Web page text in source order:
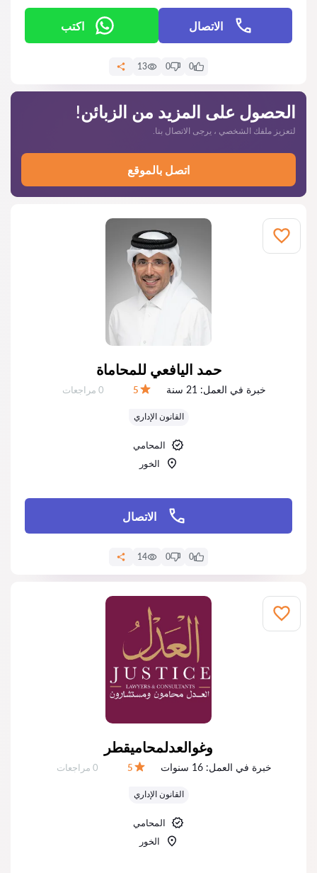
الاتصال اكتب
0
0
13
الحصول على المزيد من الزبائن!
لتعزيز ملفك الشخصي ، يرجى الاتصال بنا.
اتصل بالموقع
حمد اليافعي للمحاماة
خبرة في العمل: 21 سنة 5 عدد المراجعات:
0 مراجعات
القانون الإداري
المحامي
الخور‎
الاتصال
0
0
14
وغوالعدلمحاميقطر
خبرة في العمل: 16 سنوات 5 عدد المراجعات:
0 مراجعات
القانون الإداري
المحامي
الخور‎